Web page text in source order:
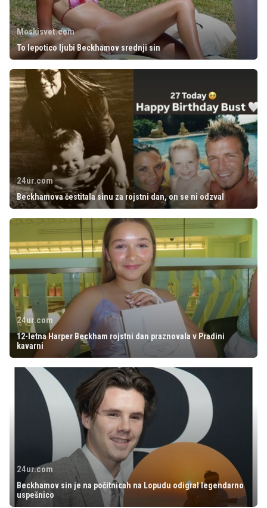
Moskisvet.com
To lepotico ljubi Beckhamov srednji sin
24ur.com
Beckhamova čestitala sinu za rojstni dan, on se ni odzval
24ur.com
12-letna Harper Beckham rojstni dan praznovala v Pradini
kavarni
24ur.com
Beckhamov sin je na počitnicah na Lopudu odigral legendarno
uspešnico